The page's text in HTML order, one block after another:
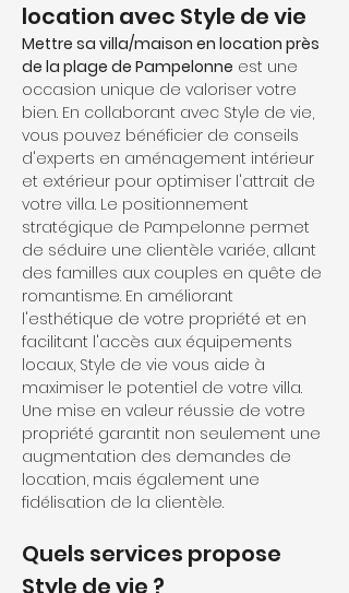
location avec Style de vie
Mettre sa villa/maison en location près
de la plage de Pampelonne est une
occasion unique de valoriser votre
bien. En collaborant avec Style de vie,
vous pouvez bénéficier de conseils
d'experts en aménagement intérieur
et extérieur pour optimiser l'attrait de
votre villa. Le positionnement
stratégique de Pampelonne permet
de séduire une clientèle variée, allant
des familles aux couples en quête de
romantisme. En améliorant
l'esthétique de votre propriété et en
facilitant l'accès aux équipements
locaux, Style de vie vous aide à
maximiser le potentiel de votre villa.
Une mise en valeur réussie de votre
propriété garantit non seulement une
augmentation des demandes de
location, mais également une
fidélisation de la clientèle.
Quels services propose
Style de vie ?